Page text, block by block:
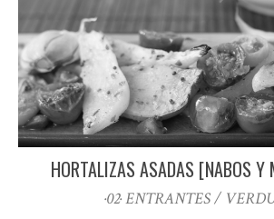
HORTALIZAS ASADAS [NABOS Y
·02· ENTRANTES /